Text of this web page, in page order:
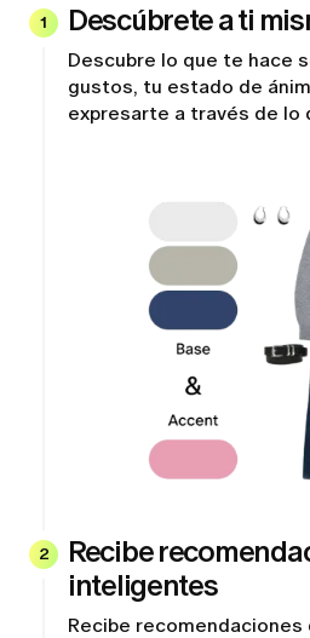
1 Descúbrete a ti
Descubre lo que te hace
gustos, tu estado de
expresarte a través de lo
2
Recibe
inteligentes
Recibe recomendaciones